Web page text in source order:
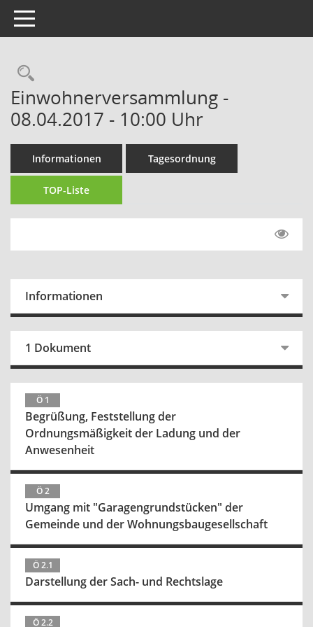
Toggle navigation
Rechercheauswahl
Einwohnerversammlung -
08.04.2017 - 10:00 Uhr
Informationen Tagesordnung
TOP-Liste
Informationen
1 Dokument
Ö 1
Begrüßung, Feststellung der
Ordnungsmäßigkeit der Ladung und der
Anwesenheit
Ö 2
Umgang mit "Garagengrundstücken" der
Gemeinde und der Wohnungsbaugesellschaft
Ö 2.1
Darstellung der Sach- und Rechtslage
Ö 2.2